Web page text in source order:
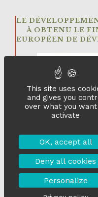
LE
À OBTENU LE
EUROPÉEN DE
This site uses
and gives you
over what you
activate
OK, accept all
Deny all cookies
Personalize